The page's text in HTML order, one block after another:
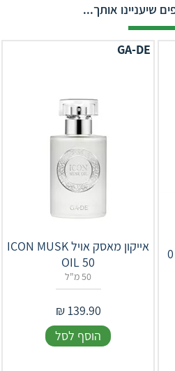
שיעניינו אותך...
GA-DE
אייקון מאסק אויל ICON MUSK
OIL 50
50 מ"ל
139.90
₪
הוסף לסל